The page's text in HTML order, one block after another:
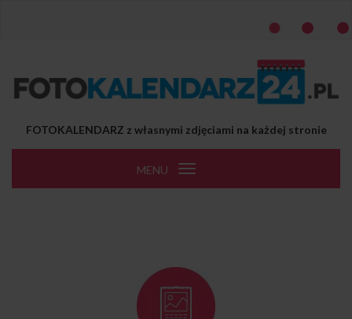
FOTOKALENDARZ z własnymi zdjęciami na każdej stronie
MENU
Toggle